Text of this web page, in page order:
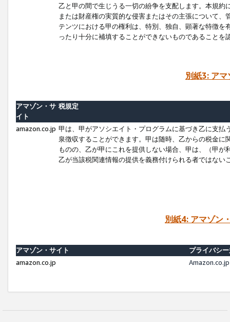
乙と甲の間で生じうる一切の紛争を支配します。本規
または財産権の実質的な侵害またはその主張について
テンツにおける甲の権利は、特別、独自、顕著な特徴
ったり十分に補填することができないものであることを
別紙3: ア
アマゾン・サ
イト
税規定
amazon.co.jp 甲は、甲がアソシエイト・プログラムに基づき乙に支
泉徴収することができます。甲は随時、乙からの税金
ものの、乙が甲にこれを提供しない場合、甲は、（甲
乙が当該税関連情報の提供を義務付けられる者ではな
別紙4: アマゾン
アマゾン・サイト
プライバシ
amazon.co.jp